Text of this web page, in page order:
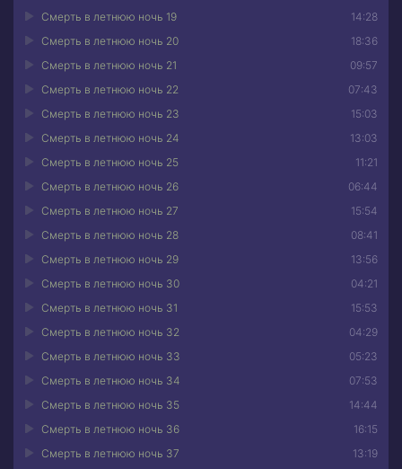
14:28
Смерть в летнюю ночь 19
18:36
Смерть в летнюю ночь 20
09:57
Смерть в летнюю ночь 21
07:43
Смерть в летнюю ночь 22
15:03
Смерть в летнюю ночь 23
13:03
Смерть в летнюю ночь 24
11:21
Смерть в летнюю ночь 25
06:44
Смерть в летнюю ночь 26
15:54
Смерть в летнюю ночь 27
08:41
Смерть в летнюю ночь 28
13:56
Смерть в летнюю ночь 29
04:21
Смерть в летнюю ночь 30
15:53
Смерть в летнюю ночь 31
04:29
Смерть в летнюю ночь 32
05:23
Смерть в летнюю ночь 33
07:53
Смерть в летнюю ночь 34
14:44
Смерть в летнюю ночь 35
16:15
Смерть в летнюю ночь 36
13:19
Смерть в летнюю ночь 37